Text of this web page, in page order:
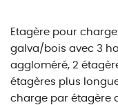
Etagère pour
galva/bois avec 3
aggloméré, 2
étagères plus
charge par étagère